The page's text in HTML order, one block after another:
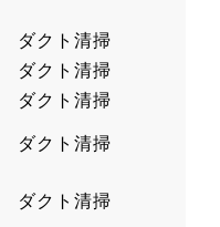
ダクト清掃
ダクト清掃
ダクト清掃
ダクト清掃
ダクト清掃